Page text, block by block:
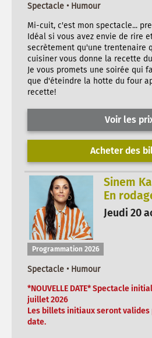
Spectacle • Humour
Mi-cuit, c'est mon spectacle...
Idéal si vous avez envie de rire
secrètement qu'une trentenaire
cuisiner vous donne la recette
Je vous promets une soirée qui
que d'éteindre la hotte du four
recette!
Voir les
Acheter des
Sinem
En
Jeudi 20
Programmation 2026
Spectacle • Humour
*NOUVELLE DATE* Spectacle
juillet 2026
Les billets initiaux seront
date.